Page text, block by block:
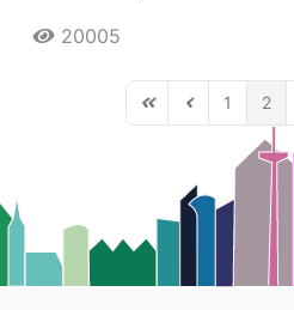
20005
First PagePrevious Page
1 2